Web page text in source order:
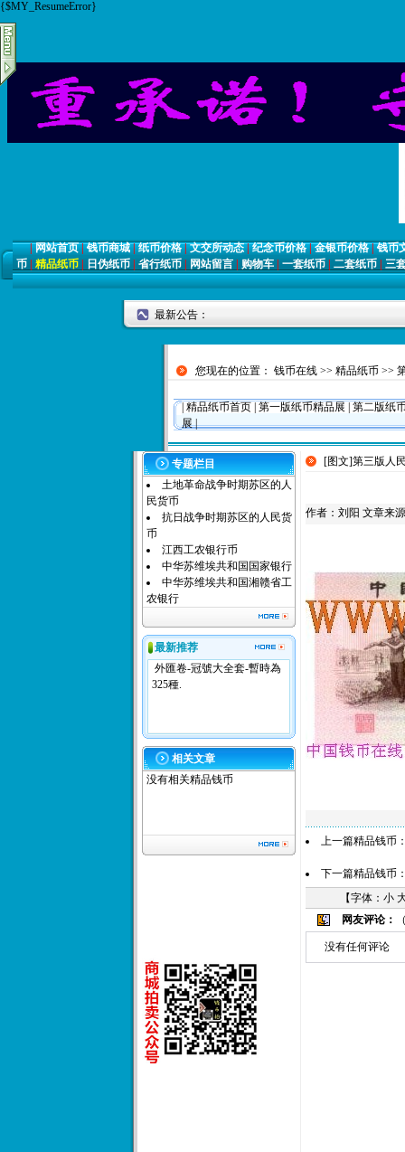
{$MY_ResumeError}
|网站首页|钱币商城|纸币价格|文交所动态|纪念币价格|金银币价格|钱币
币 | 精品纸币 | 日伪纸币 | 省行纸币 | 网站留言 | 购物车 | 一套纸币 | 二套纸币 | 三
最新公告：
您现在的位置： 钱币在线 >> 精品纸币 >>
|精品纸币首页 |第一版纸币精品展 |第二版纸
展|
专题栏目
土地革命战争时期苏区的人
民货币
抗日战争时期苏区的人民货
币
江西工农银行币
中华苏维埃共和国国家银行
中华苏维埃共和国湘赣省工
农银行
最新推荐
外匯卷-冠號大全套-暫時為
325種.
相关文章
没有相关精品钱币
[图文]第三版人
作者： 刘阳 文章来
上一篇精品钱币
下一篇精品钱币
【字体： 小
网友评论：
没有任何评论